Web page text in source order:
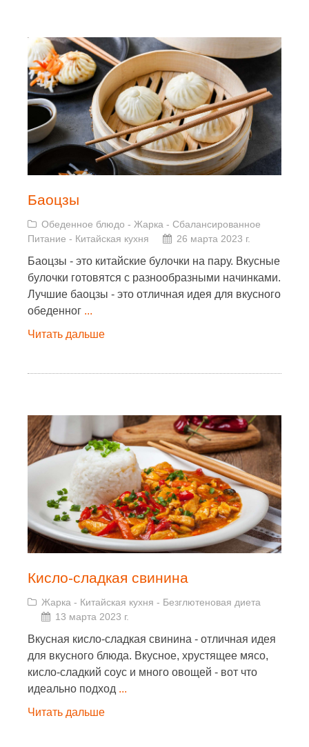
Баоцзы
Обеденное блюдо - Жарка - Сбалансированное
Питание - Китайская кухня 26 марта 2023 г.
Баоцзы - это китайские булочки на пару. Вкусные
булочки готовятся с разнообразными начинками.
Лучшие баоцзы - это отличная идея для вкусного
обеденног ...
Читать дальше
Кисло-сладкая свинина
Жарка - Китайская кухня - Безглютеновая диета
13 марта 2023 г.
Вкусная кисло-сладкая свинина - отличная идея
для вкусного блюда. Вкусное, хрустящее мясо,
кисло-сладкий соус и много овощей - вот что
идеально подход ...
Читать дальше